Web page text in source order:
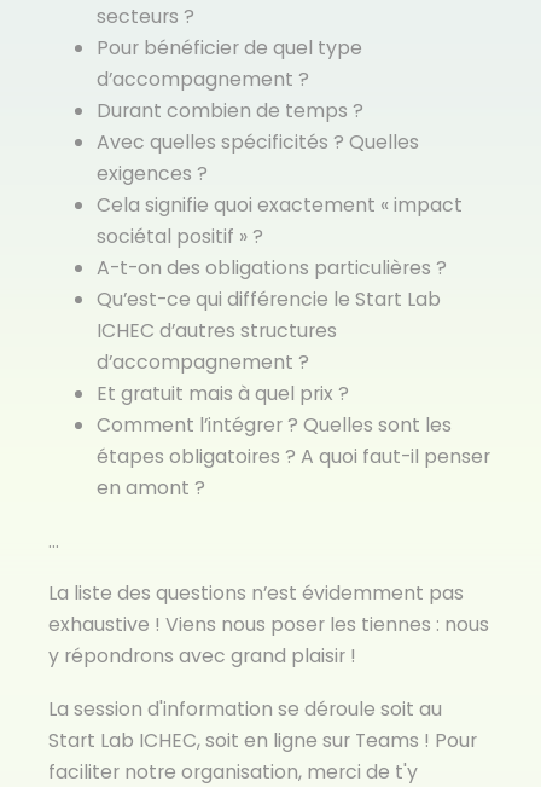
secteurs ?
Pour bénéficier de quel type
d’accompagnement ?
Durant combien de temps ?
Avec quelles spécificités ? Quelles
exigences ?
Cela signifie quoi exactement « impact
sociétal positif » ?
A-t-on des obligations particulières ?
Qu’est-ce qui différencie le Start Lab
ICHEC d’autres structures
d’accompagnement ?
Et gratuit mais à quel prix ?
Comment l’intégrer ? Quelles sont les
étapes obligatoires ? A quoi faut-il penser
en amont ?
...
La liste des questions n’est évidemment pas
exhaustive ! Viens nous poser les tiennes : nous
y répondrons avec grand plaisir !
La session d'information se déroule soit au
Start Lab ICHEC, soit en ligne sur Teams ! Pour
faciliter notre organisation, merci de t'y